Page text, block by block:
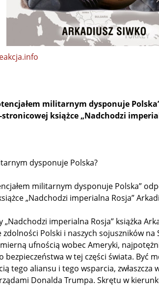
militarnym dysponuje
stronicowej książce „Nadchodzi
dysponuje Polska?
militarnym dysponuje Polska”
„Nadchodzi imperialna Rosja”
„Nadchodzi imperialna Rosja” książka
Polski i naszych sojuszników
ufnością wobec Ameryki,
bezpieczeństwa w tej części świata. Być
tego aliansu i tego wsparcia,
Donalda Trumpa. Skrętu w